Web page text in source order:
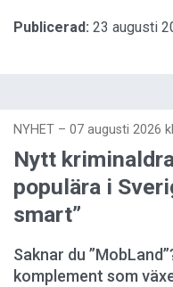
Publicerad: 23 augusti
NYHET – 07 augusti 2026
Nytt
populära i
smart”
Saknar du
komplement som